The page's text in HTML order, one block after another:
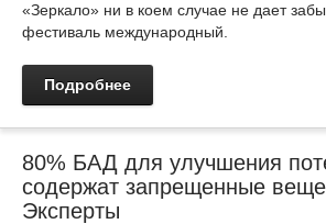
«Зеркало» ни в коем случае не дает
фестиваль международный.
Подробнее
80% БАД для улучшения
содержат запрещенные
Эксперты